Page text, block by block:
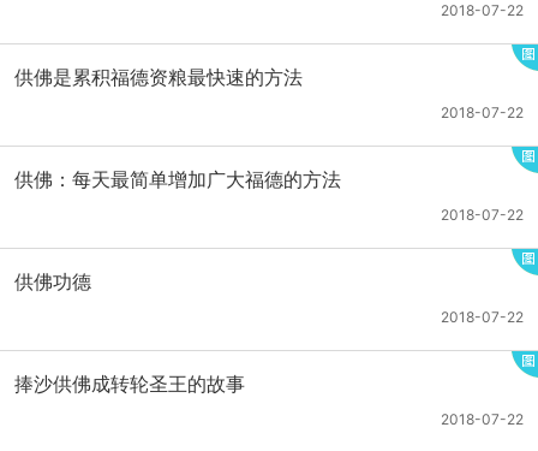
2018-07-22
供佛是累积福德资粮最快速的方法
2018-07-22
供佛：每天最简单增加广大福德的方法
2018-07-22
供佛功德
2018-07-22
捧沙供佛成转轮圣王的故事
2018-07-22